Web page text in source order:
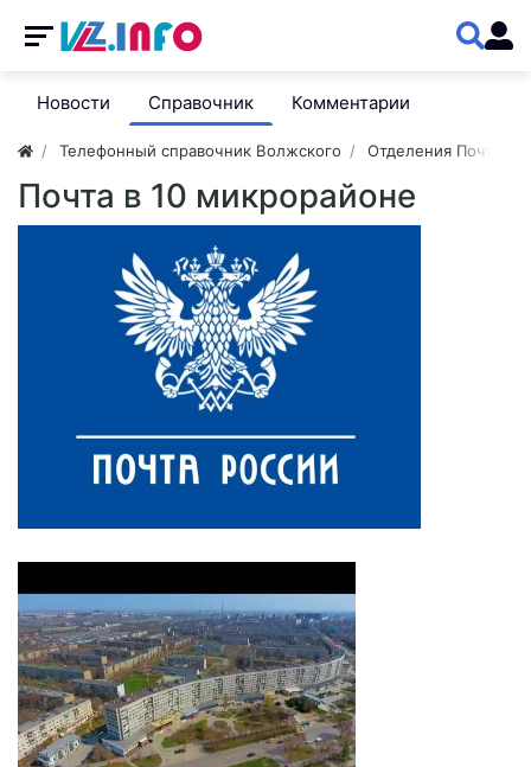
Новости Справочник Комментарии
Телефонный справочник Волжского Отделения Почты
Почта в 10 микрорайоне